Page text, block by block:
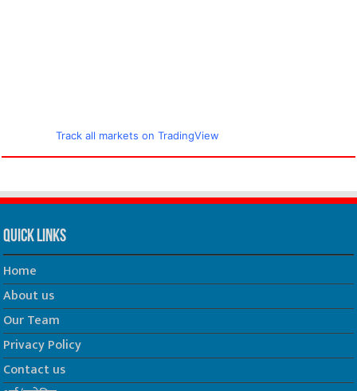
Track all markets on TradingView
Quick Links
Home
About us
Our Team
Privacy Policy
Contact us